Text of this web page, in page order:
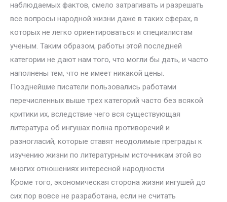
наблюдаемых фактов, смело затрагивать и разрешать
все вопросы народной жизни даже в таких сферах, в
которых не легко ориентироваться и специалистам
ученым. Таким образом, работы этой последней
категории не дают нам того, что могли бы дать, и часто
наполнены тем, что не имеет никакой цены.
Позднейшие писатели пользовались работами
перечисленных выше трех категорий часто без всякой
критики их, вследствие чего вся существующая
литература об ингушах полна противоречий и
разногласий, которые ставят неодолимые преграды к
изучению жизни по литературным источникам этой во
многих отношениях интересной народности.
Кроме того, экономическая сторона жизни ингушей до
сих пор вовсе не разработана, если не считать